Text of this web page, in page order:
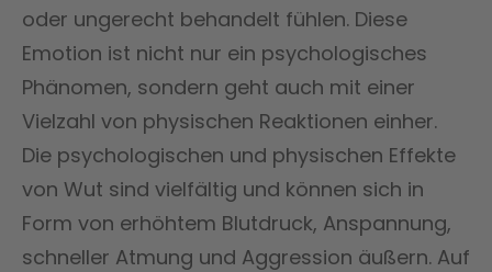
oder ungerecht behandelt fühlen. Diese
Emotion ist nicht nur ein psychologisches
Phänomen, sondern geht auch mit einer
Vielzahl von physischen Reaktionen einher.
Die psychologischen und physischen Effekte
von Wut sind vielfältig und können sich in
Form von erhöhtem Blutdruck, Anspannung,
schneller Atmung und Aggression äußern. Auf